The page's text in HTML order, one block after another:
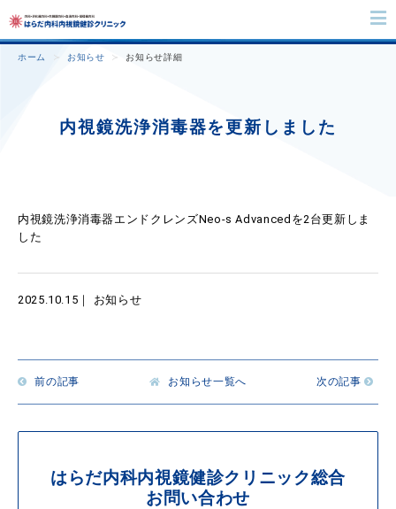
ホーム お知らせ お知らせ詳細
内視鏡洗浄消毒器を更新しました
内視鏡洗浄消毒器エンドクレンズNeo-s Advancedを2台更新しま
した
2025.10.15｜ お知らせ
前の記事 お知らせ一覧へ 次の記事
はらだ内科内視鏡健診クリニック総合
お問い合わせ